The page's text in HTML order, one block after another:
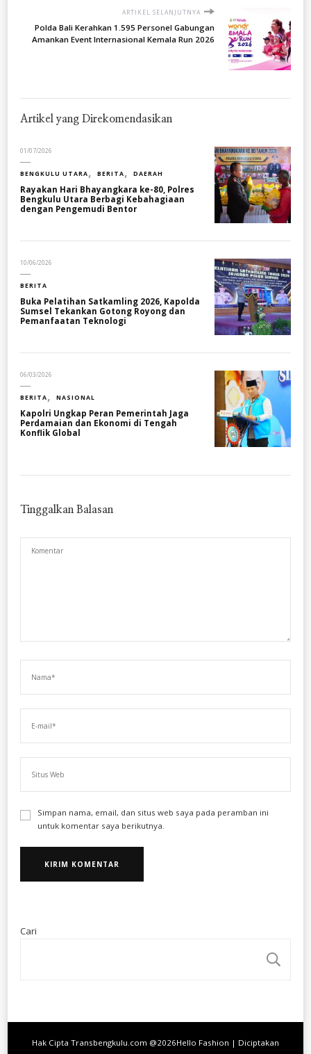
ARTIKEL SELANJUTNYA
Polda Bali Kerahkan 1.595 Personel Gabungan
Amankan Event Internasional Kemala Run 2026
Artikel yang Direkomendasikan
01/07/2026
BENGKULU UTARA BERITA DAERAH
Rayakan Hari Bhayangkara ke-80, Polres
Bengkulu Utara Berbagi Kebahagiaan
dengan Pengemudi Bentor
10/06/2026
BERITA
Buka Pelatihan Satkamling 2026, Kapolda
Sumsel Tekankan Gotong Royong dan
Pemanfaatan Teknologi
06/03/2026
BERITA NASIONAL
Kapolri Ungkap Peran Pemerintah Jaga
Perdamaian dan Ekonomi di Tengah
Konflik Global
Tinggalkan Balasan
Simpan nama, email, dan situs web saya pada peramban ini
untuk komentar saya berikutnya.
Cari
Hak Cipta Transbengkulu.com @2026Hello Fashion | Diciptakan